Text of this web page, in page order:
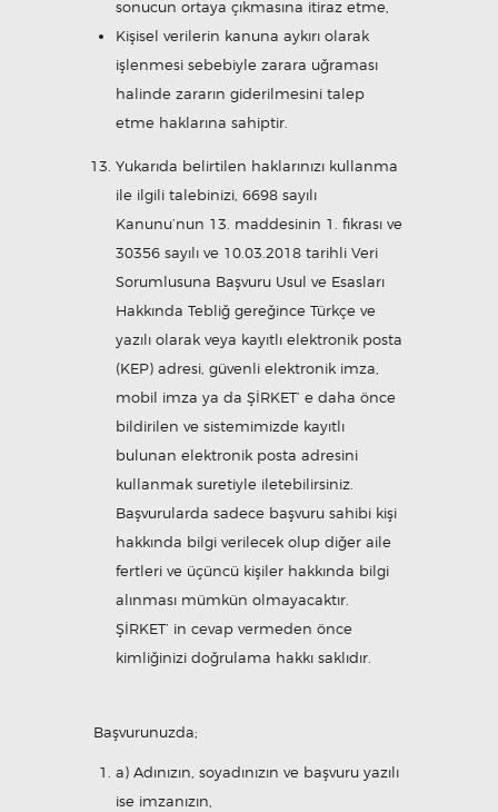
sonucun ortaya çıkmasına itiraz etme,
Kişisel verilerin kanuna aykırı olarak
işlenmesi sebebiyle zarara uğraması
halinde zararın giderilmesini talep
etme haklarına sahiptir.
Yukarıda belirtilen haklarınızı kullanma
ile ilgili talebinizi, 6698 sayılı
Kanunu’nun 13. maddesinin 1. fıkrası ve
30356 sayılı ve 10.03.2018 tarihli Veri
Sorumlusuna Başvuru Usul ve Esasları
Hakkında Tebliğ gereğince Türkçe ve
yazılı olarak veya kayıtlı elektronik posta
(KEP) adresi, güvenli elektronik imza,
mobil imza ya da ŞİRKET’ e daha önce
bildirilen ve sistemimizde kayıtlı
bulunan elektronik posta adresini
kullanmak suretiyle iletebilirsiniz.
Başvurularda sadece başvuru sahibi kişi
hakkında bilgi verilecek olup diğer aile
fertleri ve üçüncü kişiler hakkında bilgi
alınması mümkün olmayacaktır.
ŞİRKET’ in cevap vermeden önce
kimliğinizi doğrulama hakkı saklıdır.
Başvurunuzda;
a) Adınızın, soyadınızın ve başvuru yazılı
ise imzanızın,